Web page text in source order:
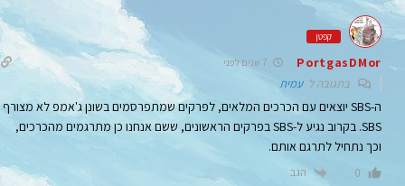
קפטן
PortgasDMor
בתגובה לעמית
ה-SBS יוצאים עם הכרכים המלאים, לפרקים שמתפרסמים בשונן ג'אמפ לא מצורף
SBS. בקרוב נגיע ל-SBS בפרקים הראשונים, ששם אנחנו כן מתרגמים מהכרכים,
וכך נתחיל לתרגם אותם.
0 הגב